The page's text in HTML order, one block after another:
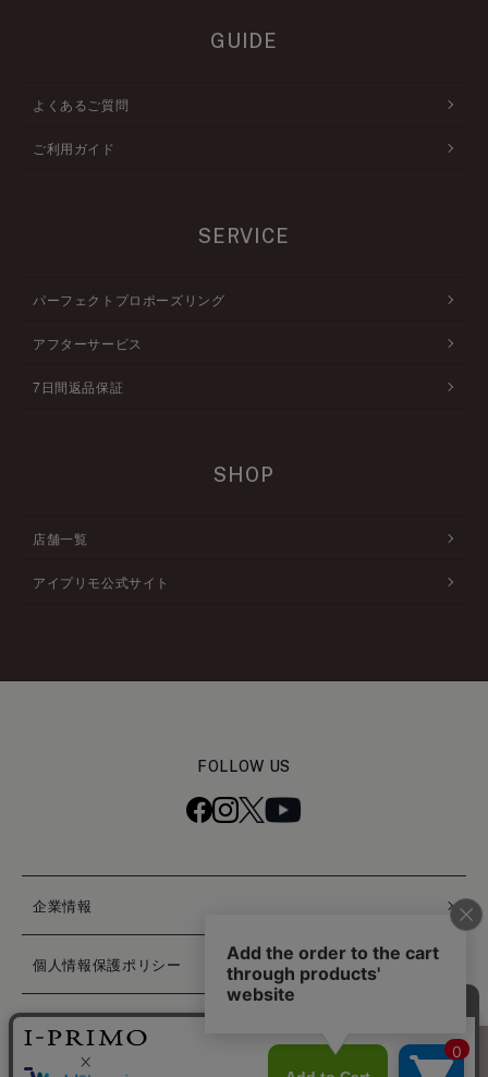
GUIDE
よくあるご質問
ご利用ガイド
SERVICE
パーフェクトプロポーズリング
アフターサービス
7日間返品保証
SHOP
店舗一覧
アイプリモ公式サイト
FOLLOW US
企業情報
個人情報保護ポリシー
特定商取引法に基づく表記